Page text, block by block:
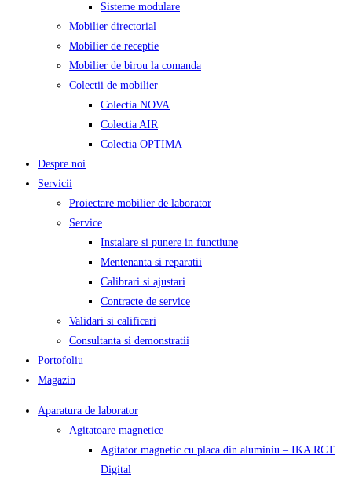
Sisteme modulare
Mobilier directorial
Mobilier de receptie
Mobilier de birou la comanda
Colectii de mobilier
Colectia NOVA
Colectia AIR
Colectia OPTIMA
Despre noi
Servicii
Proiectare mobilier de laborator
Service
Instalare si punere in functiune
Mentenanta si reparatii
Calibrari si ajustari
Contracte de service
Validari si calificari
Consultanta si demonstratii
Portofoliu
Magazin
Aparatura de laborator
Agitatoare magnetice
Agitator magnetic cu placa din aluminiu – IKA RCT
Digital